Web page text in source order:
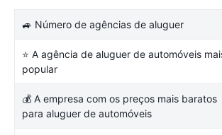
🚙 Número de agências de aluguer
⭐ A agência de aluguer de automóveis
popular
💰 A empresa com os preços mais baratos
para aluguer de automóveis